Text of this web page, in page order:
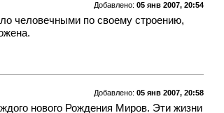
Добавлено: 05 янв 2007, 20:54
человечными по своему строению,
Добавлено: 05 янв 2007, 20:58
нового Рождения Миров. Эти жизни